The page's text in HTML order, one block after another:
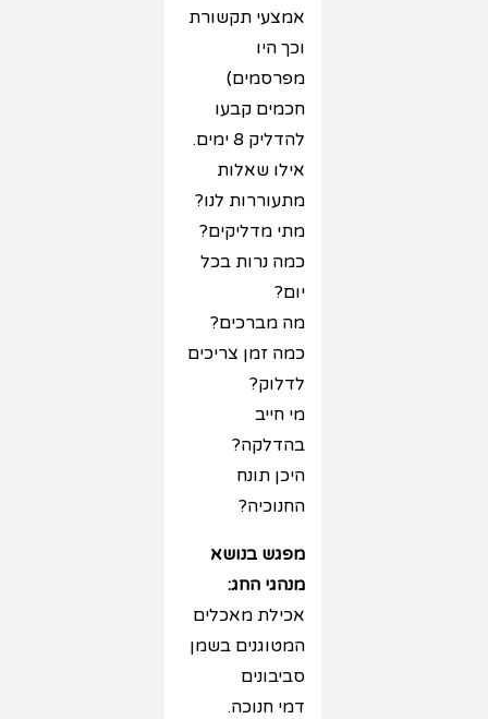
אמצעי תקשורת
וכך היו
מפרסמים)
חכמים קבעו
להדליק 8 ימים.
אילו שאלות
מתעוררות לנו?
מתי מדליקים?
כמה נרות בכל
יום?
מה מברכים?
כמה זמן צריכים
לדלוק?
מי חייב
בהדלקה?
היכן תונח
החנוכיה?
מפגש בנושא
מנהגי החג:
אכילת מאכלים
המטוגנים בשמן
סביבונים
דמי חנוכה.